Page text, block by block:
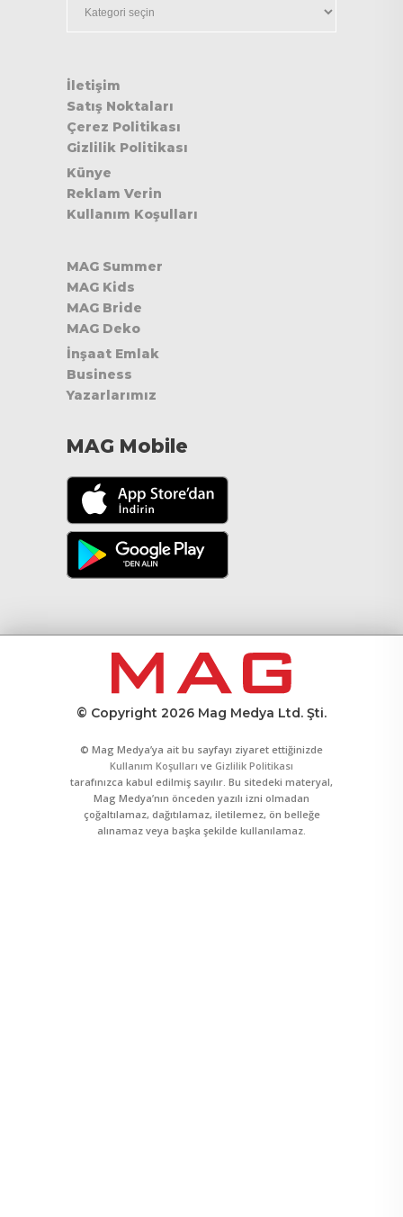
İletişim
Satış Noktaları
Çerez Politikası
Gizlilik Politikası
Künye
Reklam Verin
Kullanım Koşulları
MAG Summer
MAG Kids
MAG Bride
MAG Deko
İnşaat Emlak
Business
Yazarlarımız
MAG Mobile
© Copyright 2026 Mag Medya Ltd. Şti.
© Mag Medya’ya ait bu sayfayı ziyaret ettiğinizde
Kullanım Koşulları ve Gizlilik Politikası
tarafınızca kabul edilmiş sayılır. Bu sitedeki materyal,
Mag Medya’nın önceden yazılı izni olmadan
çoğaltılamaz, dağıtılamaz, iletilemez, ön belleğe
alınamaz veya başka şekilde kullanılamaz.